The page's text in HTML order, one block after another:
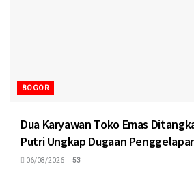
BOGOR
Dua Karyawan Toko Emas
Putri Ungkap Dugaan
06/08/2026 53